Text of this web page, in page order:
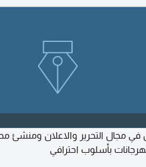
مجال التحرير والاعلان ومنشئ
بأسلوب احترافي